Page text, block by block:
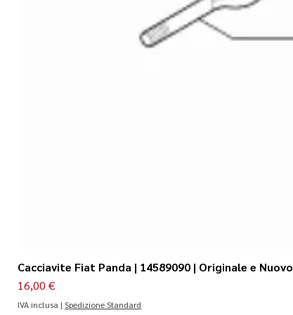
Cacciavite Fiat Panda | 14589090 | Originale e Nuovo
Prezzo
16,00 €
IVA inclusa | Spedizione Standard